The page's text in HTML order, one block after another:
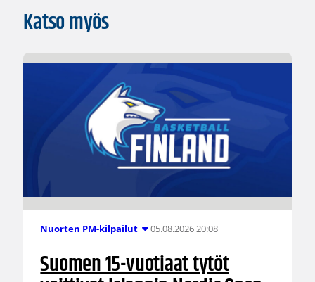
Katso myös
Nuorten PM-kilpailut 05.08.2026 20:08
Suomen 15-vuotiaat tytöt